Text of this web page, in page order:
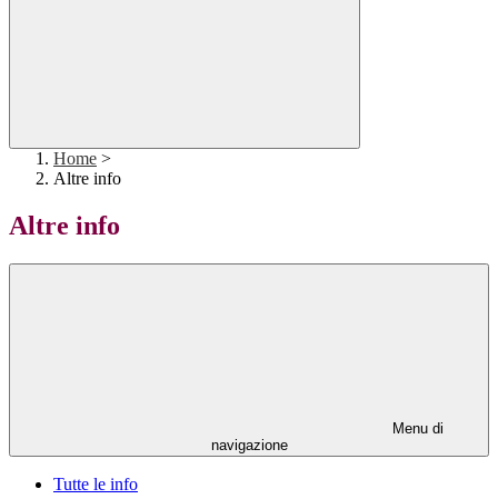
Home >
Altre info
Altre info
Menu di
navigazione
Tutte le info